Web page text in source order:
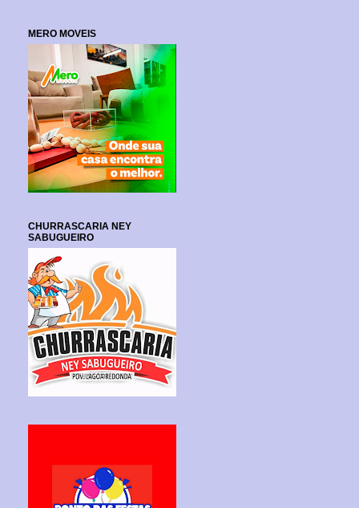
MERO MOVEIS
CHURRASCARIA NEY
SABUGUEIRO